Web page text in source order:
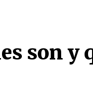
son y